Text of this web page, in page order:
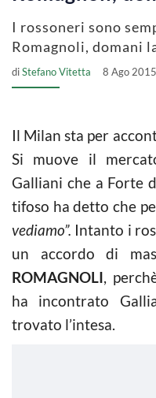
I rossoneri sono
Romagnoli, domani
diStefano Vitetta 8 Ago
Il Milan sta per
Si muove il
Galliani che a Forte
tifoso ha detto che
vediamo”. Intanto i
un accordo di
ROMAGNOLI,
ha incontrato
trovato l’intesa.